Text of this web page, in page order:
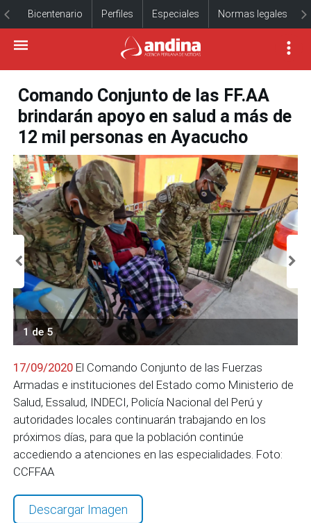
Bicentenario Perfiles Especiales Normas legales
Comando Conjunto de las FF.AA
brindarán apoyo en salud a más de
12 mil personas en Ayacucho
1 de 5
17/09/2020 El Comando Conjunto de las Fuerzas
Armadas e instituciones del Estado como Ministerio de
Salud, Essalud, INDECI, Policía Nacional del Perú y
autoridades locales continuarán trabajando en los
próximos días, para que la población continúe
accediendo a atenciones en las especialidades. Foto:
CCFFAA
Descargar Imagen